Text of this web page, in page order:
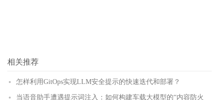
相关推荐
怎样利用GitOps实现LLM安全提示的快速迭代和部署？
当语音助手遭遇提示词注入：如何构建车载大模型的“内容防火